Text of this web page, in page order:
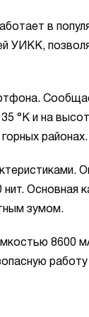
в
УИКК,
°К и на
районах.
Основная
зумом.
8600